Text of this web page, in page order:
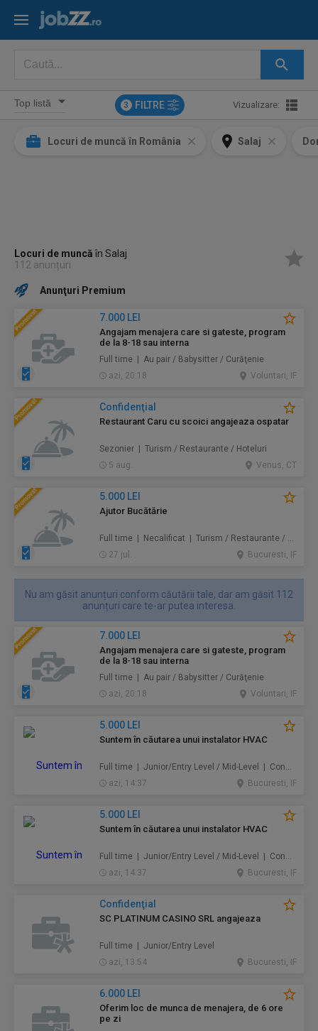
3 FILTRE Vizualizare:
Locuri de muncă în România Salaj
Locuri de muncăîn Salaj
112 anunțuri
Anunţuri Premium
7.000 LEI
Angajam menajera care si gateste, program
de la 8-18 sau interna
Full time | Au pair / Babysitter / Curăţenie
azi, 20:18
Voluntari, IF
Confidenţial
Restaurant Caru cu scoici angajeaza ospatar
Sezonier | Turism / Restaurante / Hoteluri
5 aug.
Venus, CT
5.000 LEI
Ajutor Bucătărie
Full time | Necalificat | Turism / Restaurante / Hoteluri
27 jul.
Bucuresti, IF
Nu am găsit anunțuri conform căutării tale, dar am găsit 112
anunțuri care te-ar putea interesa.
7.000 LEI
Angajam menajera care si gateste, program
de la 8-18 sau interna
Full time | Au pair / Babysitter / Curăţenie
azi, 20:18
Voluntari, IF
5.000 LEI
Suntem în căutarea unui instalator HVAC
Full time | Junior/Entry Level / Mid-Level | Construcţii / Amenajări
azi, 14:37
Bucuresti, IF
5.000 LEI
Suntem în căutarea unui instalator HVAC
Full time | Junior/Entry Level / Mid-Level | Construcţii / Amenajări
azi, 14:37
Bucuresti, IF
Confidenţial
SC PLATINUM CASINO SRL angajeaza
Full time | Junior/Entry Level
azi, 13:54
Bucuresti, IF
6.000 LEI
Oferim loc de munca de menajera, de 6 ore
pe zi